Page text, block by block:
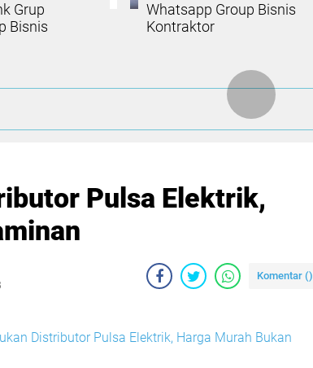
Grup
Bisnis
Whatsapp Group Bisnis
Kontraktor
Pulsa Elektrik,
Komentar ()
Distributor Pulsa Elektrik, Harga Murah Bukan